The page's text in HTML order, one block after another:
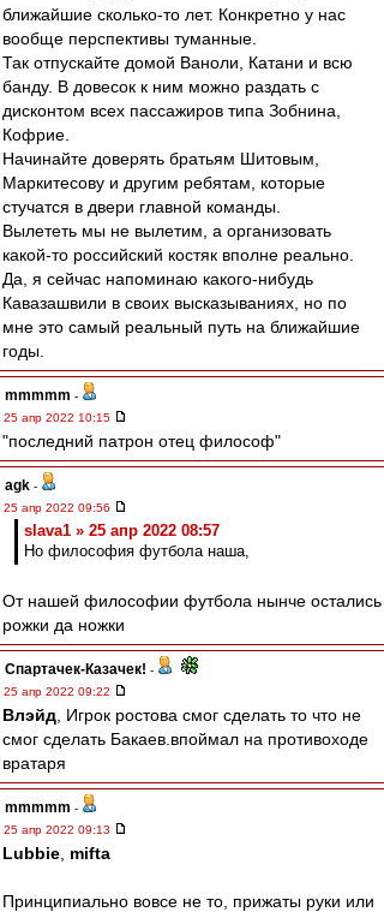
ближайшие сколько-то лет. Конкретно у нас
вообще перспективы туманные.
Так отпускайте домой Ваноли, Катани и всю
банду. В довесок к ним можно раздать с
дисконтом всех пассажиров типа Зобнина,
Кофрие.
Начинайте доверять братьям Шитовым,
Маркитесову и другим ребятам, которые
стучатся в двери главной команды.
Вылететь мы не вылетим, а организовать
какой-то российский костяк вполне реально.
Да, я сейчас напоминаю какого-нибудь
Кавазашвили в своих высказываниях, но по
мне это самый реальный путь на ближайшие
годы.
mmmmm -
25 апр 2022 10:15
"последний патрон отец философ"
agk -
25 апр 2022 09:56
slava1 » 25 апр 2022 08:57
Но философия футбола наша,
От нашей философии футбола нынче остались
рожки да ножки
Спартачек-Казачек! -
25 апр 2022 09:22
Влэйд , Игрок ростова смог сделать то что не
смог сделать Бакаев.впоймал на противоходе
вратаря
mmmmm -
25 апр 2022 09:13
Lubbie mifta
Принципиально вовсе не то, прижаты руки или